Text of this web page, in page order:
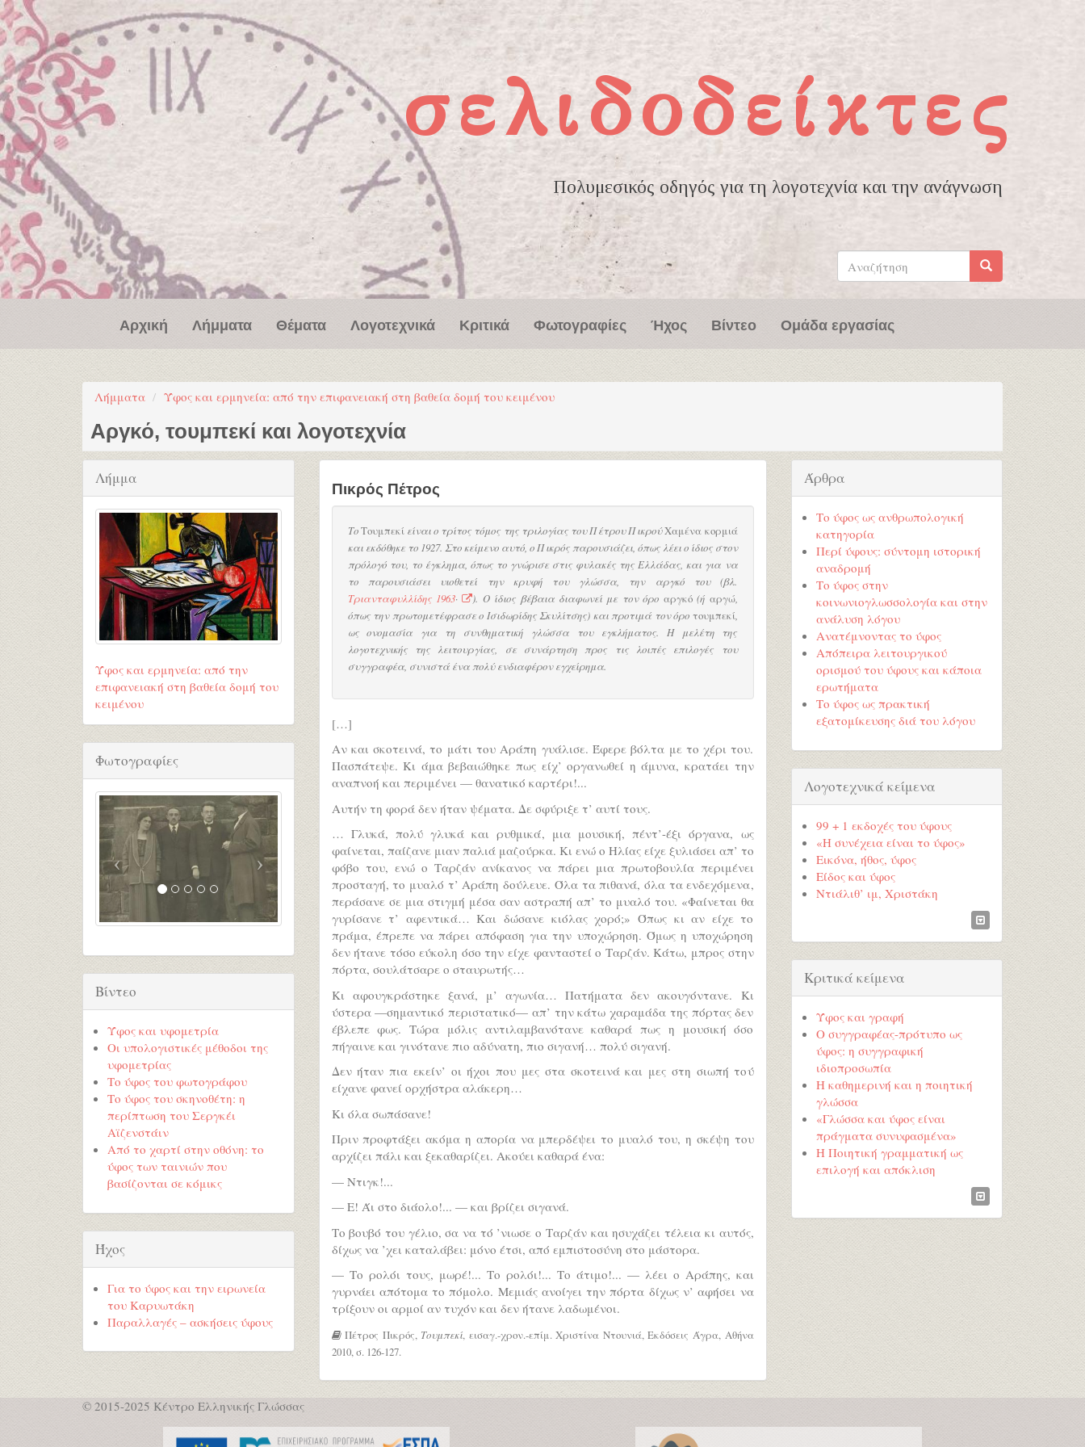
Παράκαμψη προς το κυρίως περιεχόμενο
σελιδοδείκτες
Πολυμεσικός οδηγός για τη λογοτεχνία και την ανάγνωση
Φόρμα
αναζήτησης
Αναζήτηση
Αρχική Λήμματα Θέματα Λογοτεχνικά Κριτικά Φωτογραφίες Ήχος Βίντεο Ομάδα εργασίας
Λήμματα Ύφος και ερμηνεία: από την επιφανειακή στη βαθεία δομή του κειμένου
Αργκό, τουμπεκί και λογοτεχνία
Πικρός Πέτρος
ΤοΤουμπεκίείναι ο τρίτος τόμος της τριλογίας του Πέτρου ΠικρούΧαμένα κορμιά
και εκδόθηκε το 1927. Στο κείμενο αυτό, ο Πικρός παρουσιάζει, όπως λέει ο ίδιος στον
πρόλογό του, το έγκλημα, όπως το γνώρισε στις φυλακές της Ελλάδας, και για να
το παρουσιάσει υιοθετεί την κρυφή του γλώσσα, την αργκό του (βλ.
Τριανταφυλλίδης 1963· ). Ο ίδιος βέβαια διαφωνεί με τον όρο αργκό(ή αργώ,
όπως την πρωτομετέφρασε ο Ισιδωρίδης Σκυλίτσης) και προτιμά τον όρο τουμπεκί,
ως ονομασία για τη συνθηματική γλώσσα του εγκλήματος. Η μελέτη της
λογοτεχνικής της λειτουργίας, σε συνάρτηση προς τις λοιπές επιλογές του
συγγραφέα, συνιστά ένα πολύ ενδιαφέρον εγχείρημα.
[…]
Αν και σκοτεινά, το μάτι του Αράπη γυάλισε. Έφερε βόλτα με το χέρι του.
Πασπάτεψε. Κι άμα βεβαιώθηκε πως είχ’ οργανωθεί η άμυνα, κρατάει την
αναπνοή και περιμένει — θανατικό καρτέρι!...
Αυτήν τη φορά δεν ήταν ψέματα. Δε σφύριξε τ’ αυτί τους.
… Γλυκά, πολύ γλυκά και ρυθμικά, μια μουσική, πέντ’-έξι όργανα, ως
φαίνεται, παίζανε μιαν παλιά μαζούρκα. Κι ενώ ο Ηλίας είχε ξυλιάσει απ’ το
φόβο του, ενώ ο Ταρζάν ανίκανος να πάρει μια πρωτοβουλία περιμένει
προσταγή, το μυαλό τ’ Αράπη δούλευε. Όλα τα πιθανά, όλα τα ενδεχόμενα,
περάσανε σε μια στιγμή μέσα σαν αστραπή απ’ το μυαλό του. «Φαίνεται θα
γυρίσανε τ’ αφεντικά… Και δώσανε κιόλας χορό;» Όπως κι αν είχε το
πράμα, έπρεπε να πάρει απόφαση για την υποχώρηση. Όμως η υποχώρηση
δεν ήτανε τόσο εύκολη όσο την είχε φανταστεί ο Ταρζάν. Κάτω, μπρος στην
πόρτα, σουλάτσαρε ο σταυρωτής…
Κι αφουγκράστηκε ξανά, μ’ αγωνία… Πατήματα δεν ακουγόντανε. Κι
ύστερα —σημαντικό περιστατικό— απ’ την κάτω χαραμάδα της πόρτας δεν
έβλεπε φως. Τώρα μόλις αντιλαμβανότανε καθαρά πως η μουσική όσο
πήγαινε και γινότανε πιο αδύνατη, πιο σιγανή… πολύ σιγανή.
Δεν ήταν πια εκείν’ οι ήχοι που μες στα σκοτεινά και μες στη σιωπή τού
είχανε φανεί ορχήστρα αλάκερη…
Κι όλα σωπάσανε!
Πριν προφτάξει ακόμα η απορία να μπερδέψει το μυαλό του, η σκέψη του
αρχίζει πάλι και ξεκαθαρίζει. Ακούει καθαρά ένα:
— Ντιγκ!...
— Ε! Άι στο διάολο!... — και βρίζει σιγανά.
Το βουβό του γέλιο, σα να τό ’νιωσε ο Ταρζάν και ησυχάζει τέλεια κι αυτός,
δίχως να ’χει καταλάβει: μόνο έτσι, από εμπιστοσύνη στο μάστορα.
— Το ρολόι τους, μωρέ!... Το ρολόι!... Το άτιμο!... — λέει ο Αράπης, και
γυρνάει απότομα το πόμολο. Μεμιάς ανοίγει την πόρτα δίχως ν’ αφήσει να
τρίξουν οι αρμοί αν τυχόν και δεν ήτανε λαδωμένοι.
Πέτρος Πικρός, Τουμπεκί, εισαγ.-χρον.-επίμ. Χριστίνα Ντουνιά, Εκδόσεις Άγρα, Αθήνα
2010, σ. 126-127.
Λήμμα
Ύφος και ερμηνεία: από την
επιφανειακή στη βαθεία δομή του
κειμένου
Φωτογραφίες
Βίντεο
Ύφος και υφομετρία
Οι υπολογιστικές μέθοδοι της
υφομετρίας
Το ύφος του φωτογράφου
Το ύφος του σκηνοθέτη: η
περίπτωση του Σεργκέι
Αϊζενστάιν
Από το χαρτί στην οθόνη: το
ύφος των ταινιών που
βασίζονται σε κόμικς
Ήχος
Για το ύφος και την ειρωνεία
του Καρυωτάκη
Παραλλαγές – ασκήσεις ύφους
Άρθρα
Το ύφος ως ανθρωπολογική
κατηγορία
Περί ύφους: σύντομη ιστορική
αναδρομή
Το ύφος στην
κοινωνιογλωσσολογία και στην
ανάλυση λόγου
Ανατέμνοντας το ύφος
Απόπειρα λειτουργικού
ορισμού του ύφους και κάποια
ερωτήματα
Το ύφος ως πρακτική
εξατομίκευσης διά του λόγου
Λογοτεχνικά κείμενα
99 + 1 εκδοχές του ύφους
«Η συνέχεια είναι το ύφος»
Εικόνα, ήθος, ύφος
Είδος και ύφος
Ντιάλιθ’ ιμ, Χριστάκη
Κριτικά κείμενα
Ύφος και γραφή
Ο συγγραφέας-πρότυπο ως
ύφος: η συγγραφική
ιδιοπροσωπία
Η καθημερινή και η ποιητική
γλώσσα
«Γλώσσα και ύφος είναι
πράγματα συνυφασμένα»
Η Ποιητική γραμματική ως
επιλογή και απόκλιση
© 2015-2025 Κέντρο Ελληνικής Γλώσσας